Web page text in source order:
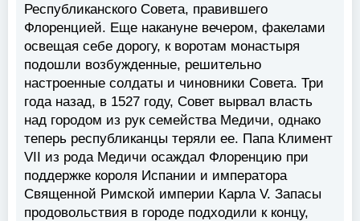
Республиканского Совета, правившего
Флоренцией. Еще накануне вечером, факелами
освещая себе дорогу, к воротам монастыря
подошли возбужденные, решительно
настроенные солдаты и чиновники Совета. Три
года назад, в 1527 году, Совет вырвал власть
над городом из рук семейства Медичи, однако
теперь республиканцы теряли ее. Папа Климент
VII из рода Медичи осаждал Флоренцию при
поддержке короля Испании и императора
Священной Римской империи Карла V. Запасы
продовольствия в городе подходили к концу,